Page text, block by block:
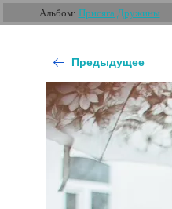
Альбом: Присяга Дружины
Предыдущее